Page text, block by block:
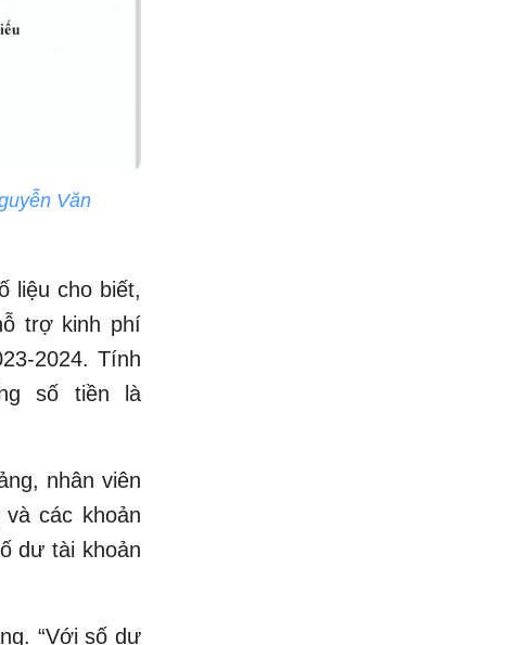
Văn
liệu cho biết,
trợ kinh phí
2024. Tính
số tiền là
nhân viên
các khoản
dư tài khoản
“Với số dư